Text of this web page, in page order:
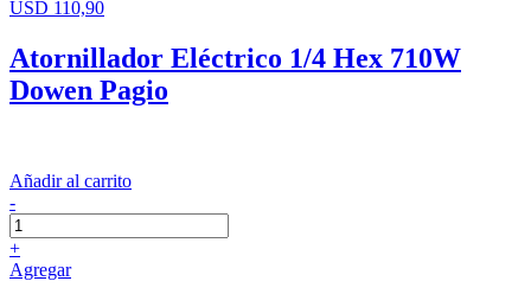
USD 110,90
Atornillador Eléctrico 1/4 Hex 710W
Dowen Pagio
Añadir al carrito
-
+
Agregar